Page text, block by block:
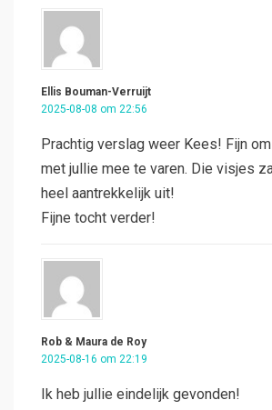
Ellis Bouman-Verruijt
2025-08-08 om 22:56
Prachtig verslag weer Kees! Fijn
met jullie mee te varen. Die visjes
heel aantrekkelijk uit!
Fijne tocht verder!
Rob & Maura de Roy
2025-08-16 om 22:19
Ik heb jullie eindelijk gevonden!